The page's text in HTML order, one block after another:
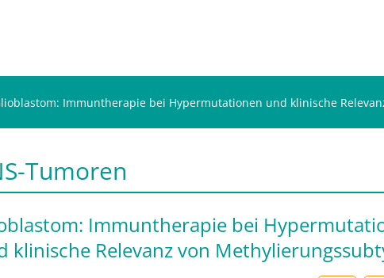
Immuntherapie bei Hypermutationen und klinische
Tumoren
Immuntherapie bei
klinische Relevanz von